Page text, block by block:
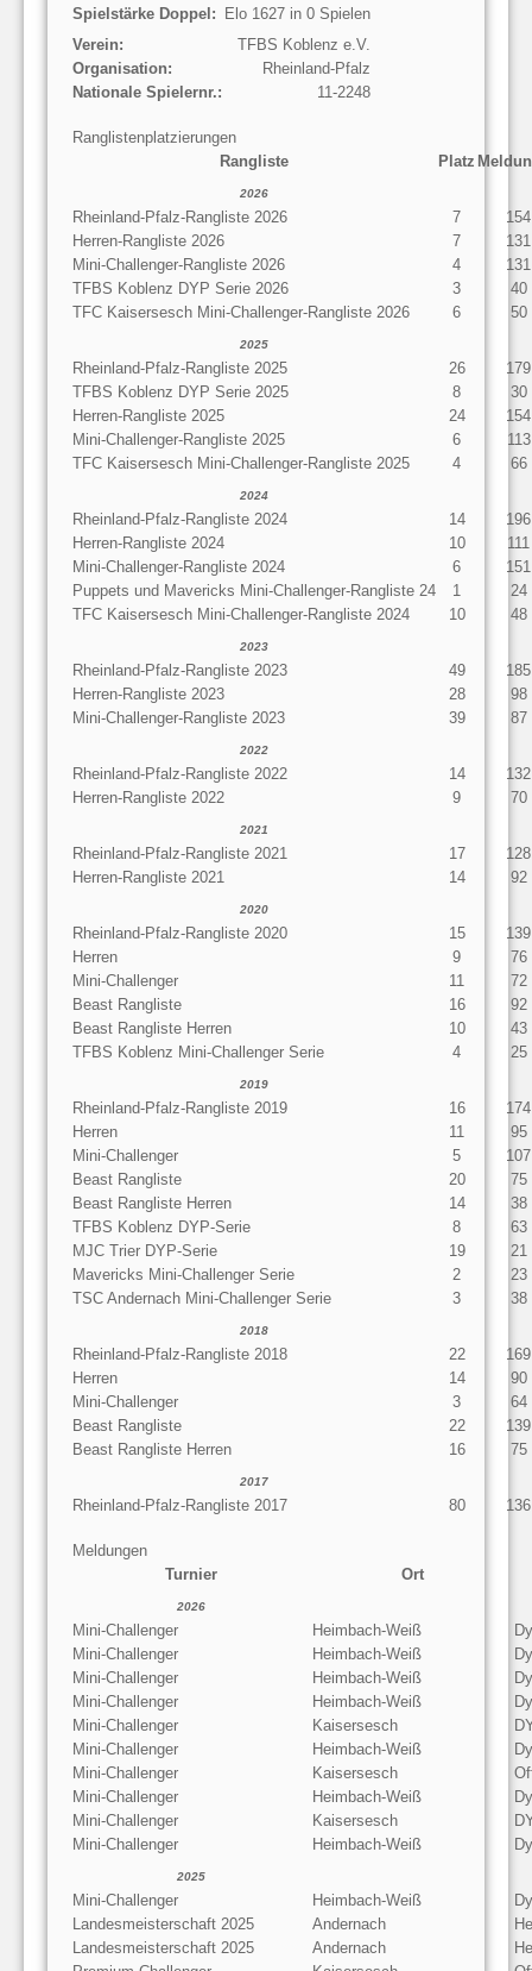
Spielstärke Doppel: Elo 1627 in 0 Spielen
Verein:
TFBS Koblenz e.V.
Organisation:
Rheinland-Pfalz
Nationale Spielernr.:
11-2248
Ranglistenplatzierungen
Rangliste
Platz
2026
Rheinland-Pfalz-Rangliste 2026 7
154
Herren-Rangliste 2026
7
131
Mini-Challenger-Rangliste 2026
4
131
TFBS Koblenz DYP Serie 2026
3
40
TFC Kaisersesch Mini-Challenger-Rangliste 2026
6 50
2025
Rheinland-Pfalz-Rangliste 2025 26
179
TFBS Koblenz DYP Serie 2025
8
30
Herren-Rangliste 2025
24
154
Mini-Challenger-Rangliste 2025
6
113
TFC Kaisersesch Mini-Challenger-Rangliste 2025
4 66
2024
Rheinland-Pfalz-Rangliste 2024 14
196
Herren-Rangliste 2024
10
111
Mini-Challenger-Rangliste 2024
6
151
Puppets und Mavericks Mini-Challenger-Rangliste 24
1
24
TFC Kaisersesch Mini-Challenger-Rangliste 2024
10 48
2023
Rheinland-Pfalz-Rangliste 2023 49
185
Herren-Rangliste 2023
28
98
Mini-Challenger-Rangliste 2023
39 87
2022
Rheinland-Pfalz-Rangliste 2022 14
132
Herren-Rangliste 2022
9 70
2021
Rheinland-Pfalz-Rangliste 2021 17
128
Herren-Rangliste 2021
14 92
2020
Rheinland-Pfalz-Rangliste 2020 15
139
Herren
9
76
Mini-Challenger
11
72
Beast Rangliste
16
92
Beast Rangliste Herren
10
43
TFBS Koblenz Mini-Challenger Serie
4 25
2019
Rheinland-Pfalz-Rangliste 2019 16
174
Herren
11
95
Mini-Challenger
5
107
Beast Rangliste
20
75
Beast Rangliste Herren
14
38
TFBS Koblenz DYP-Serie
8
63
MJC Trier DYP-Serie
19
21
Mavericks Mini-Challenger Serie
2
23
TSC Andernach Mini-Challenger Serie
3 38
2018
Rheinland-Pfalz-Rangliste 2018 22
169
Herren
14
90
Mini-Challenger
3
64
Beast Rangliste
22
139
Beast Rangliste Herren
16 75
2017
Rheinland-Pfalz-Rangliste 2017 80 136
Meldungen
Turnier
Ort
2026
Mini-Challenger Heimbach-Weiß
Mini-Challenger
Heimbach-Weiß
Mini-Challenger
Heimbach-Weiß
Mini-Challenger
Heimbach-Weiß
Mini-Challenger
Kaisersesch
Mini-Challenger
Heimbach-Weiß
Mini-Challenger
Kaisersesch
Mini-Challenger
Heimbach-Weiß
Mini-Challenger
Kaisersesch
Mini-Challenger
Heimbach-Weiß
2025
Mini-Challenger Heimbach-Weiß
Landesmeisterschaft 2025
Andernach
Landesmeisterschaft 2025
Andernach